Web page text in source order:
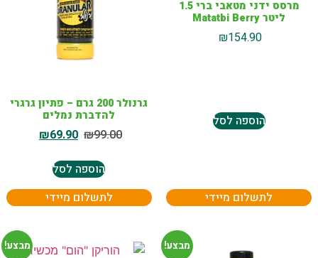
מרסס ידני מטאבי ברי 1.5
ליטר Matatbi Berry
₪154.90
הוספה לסל
לתשלום מיידי
גרנולר 200 גרם – פתיון גרגרי
להדברת נמלים
₪99.00
₪69.90
הוספה לסל
לתשלום מיידי
מבצע! מבצע!